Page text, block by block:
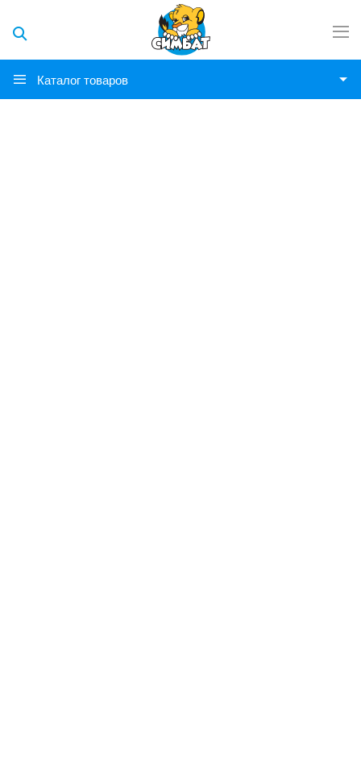
Каталог товаров